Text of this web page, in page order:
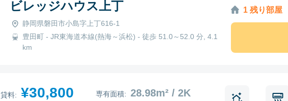
ビレッジハウス上丁
静岡県磐田市小島字上丁616-1
豊田町 - JR東海道本線(熱海～浜松) - 徒歩 51.0～52.0 分, 4.1
km
1 残り部屋
貸料: ¥30,800 専有面積: 28.98m² / 2K